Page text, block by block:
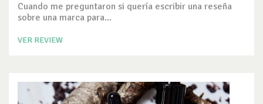
Cuando me preguntaron si quería escribir una reseña
sobre una marca para...
VER REVIEW